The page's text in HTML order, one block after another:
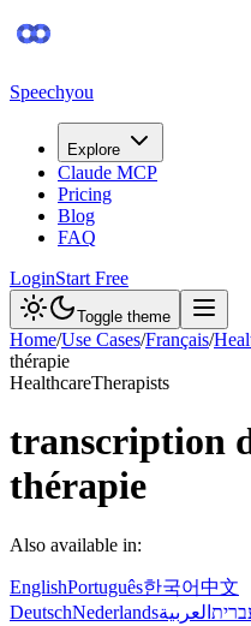
Speechyou
Explore
Claude MCP
Pricing
Blog
FAQ
LoginStart Free
Toggle theme
Home/Use Cases/Français/
thérapie
HealthcareTherapists
transcription
thérapie
Also available in:
EnglishPortuguês한국어中文
DeutschNederlandsالعربية